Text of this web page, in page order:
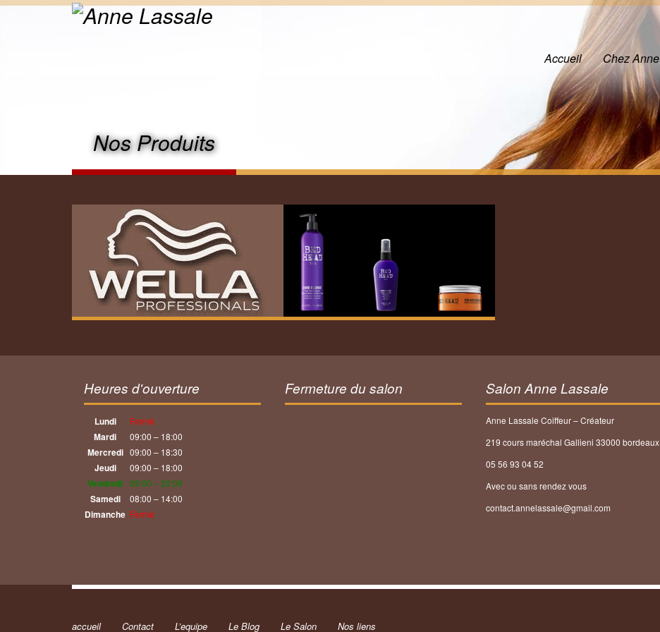
Accueil Chez Anne
Nos Produits
Heures d'ouverture
Lundi Fermé
Mardi 09:00 – 18:00
Mercredi 09:00 – 18:30
Jeudi 09:00 – 18:00
Vendredi 09:00 – 20:00
Samedi 08:00 – 14:00
Dimanche Fermé
Fermeture du salon Salon Anne Lassale
Anne Lassale Coiffeur – Créateur
219 cours maréchal Gallieni 33000 bordeaux
05 56 93 04 52
Avec ou sans rendez vous
contact.annelassale@gmail.com
accueil Contact L’equipe Le Blog Le Salon Nos liens